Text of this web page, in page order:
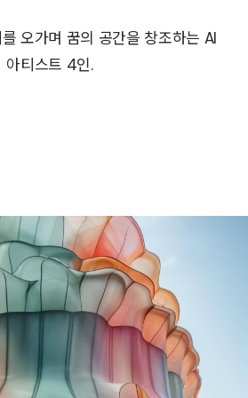
오가며 꿈의 공간을 창조하는 AI
아티스트 4인.